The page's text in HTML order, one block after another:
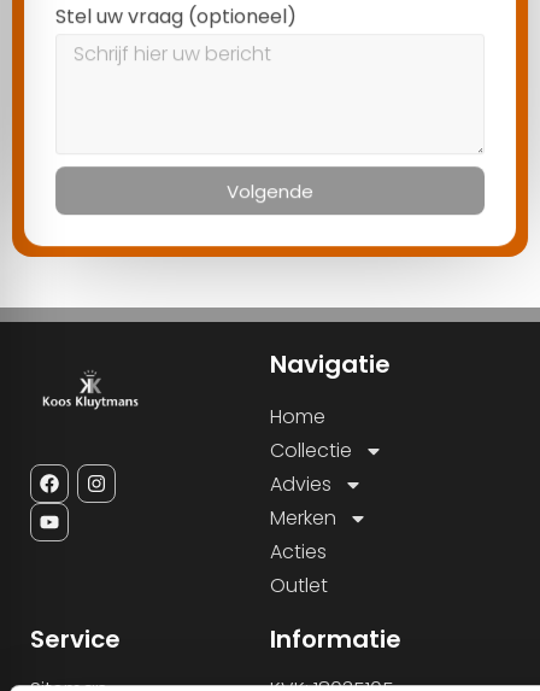
Stel uw vraag (optioneel)
Volgende
Navigatie
Home
Collectie
Advies
Merken
Acties
Outlet
Service Informatie